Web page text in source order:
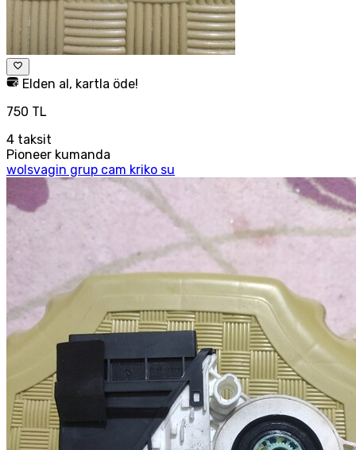
Elden al, kartla öde!
750 TL
4 taksit
Pioneer kumanda
wolsvagin grup cam kriko su